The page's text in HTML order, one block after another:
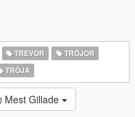
TREVOR
TRÖJOR
TRÖJA
Mest Gillade